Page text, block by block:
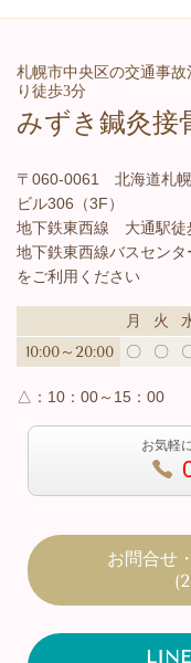
札幌市中央区の交通事
り徒歩3分
みずき鍼灸接
〒060-0061 北海道札
ビル306（3F）
地下鉄東西線 大通駅
地下鉄東西線バスセン
をご利用ください
月 火
10:00～20:00
〇 〇
△： 10：00～15：00
お気軽
お問合せ
LINE